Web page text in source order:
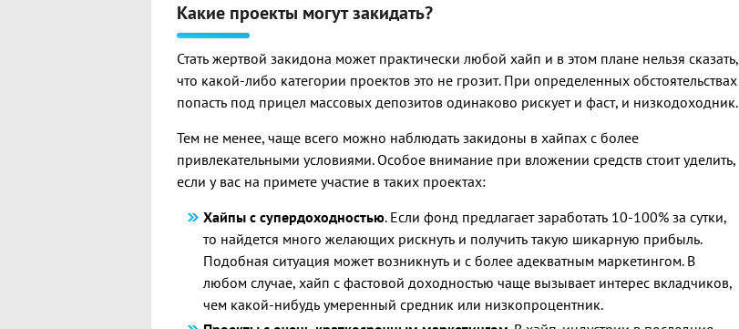
Какие проекты могут закидать?
Стать жертвой закидона может практически любой хайп и в этом плане нельзя сказать,
что какой-либо категории проектов это не грозит. При определенных обстоятельствах
попасть под прицел массовых депозитов одинаково рискует и фаст, и низкодоходник.
Тем не менее, чаще всего можно наблюдать закидоны в хайпах с более
привлекательными условиями. Особое внимание при вложении средств стоит уделить,
если у вас на примете участие в таких проектах:
Хайпы с супердоходностью. Если фонд предлагает заработать 10-100% за сутки,
то найдется много желающих рискнуть и получить такую шикарную прибыль.
Подобная ситуация может возникнуть и с более адекватным маркетингом. В
любом случае, хайп с фастовой доходностью чаще вызывает интерес вкладчиков,
чем какой-нибудь умеренный средник или низкопроцентник.